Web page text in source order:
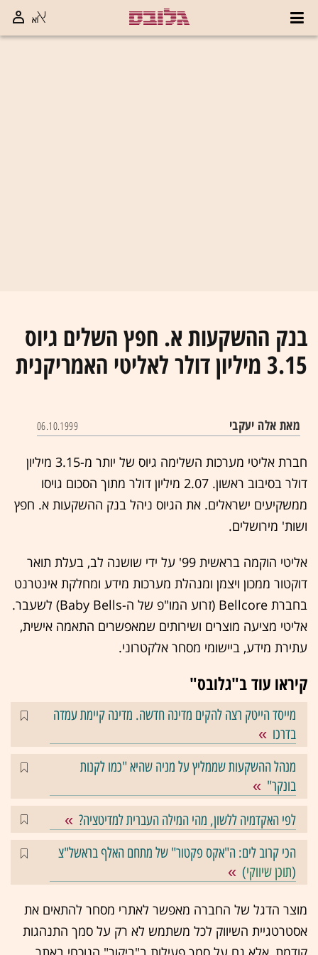
בנק ההשקעות א. חפץ השלים גיוס
3.15 מיליון דולר לאליטי האמריקנית
מאת אלה יעקבי 06.10.1999
חברת אליטי מערכות השלימה גיוס של יותר מ-3.15 מיליון
דולר בסיבוב ראשון. 2.07 מיליון דולר מתוך הסכום גויסו
ממשקיעים ישראלים. את הגיוס ניהל בנק ההשקעות א. חפץ
ושות' מירושלים.
אליטי הוקמה בראשית 99' על ידי שושנה לב, בעלת תואר
דוקטור ממכון ויצמן ומנהלת מערכות מידע ומחלקת אינטרנט
בחברת Bellcore (זרוע המו"פ של ה-Baby Bells) לשעבר.
אליטי מציעה מוצרים ושירותים שמאפשרים התאמה אישית,
עתירת מידע, ביישומי מסחר אלקטרוני.
קיראו עוד ב"גלובס"
מייסד הייטק רצה להקים מדינה חדשה. מדינה קיימת עמדה
בדרכו
מנהל ההשקעות שממליץ על מניה שהיא "כמו לקנות
בונקר"
לפי האקדמיה ללשון, מהי המילה העברית למדיטציה?
הכי קרוב לים: ה"אקס פקטור" של מתחם האלף בראשל"צ
(תוכן שיווקי)
מוצר הדגל של החברה מאפשר לאתרי מסחר להתאים את
אסטרטגיית השיווק לכל משתמש לא רק על סמך התנהגות